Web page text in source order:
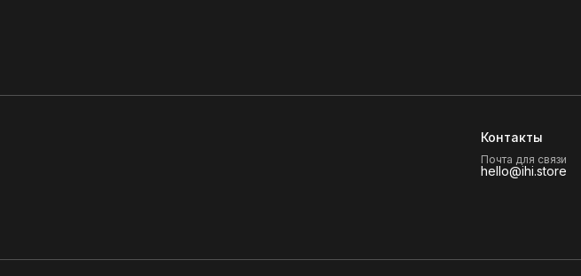
Контакты
Почта для связи
hello@ihi.store